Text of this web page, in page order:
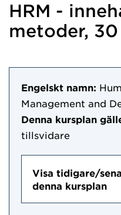
HRM -
metoder,
Engelskt namn:
Management and
Denna kursplan
tillsvidare
Visa tidigare/
denna kursplan